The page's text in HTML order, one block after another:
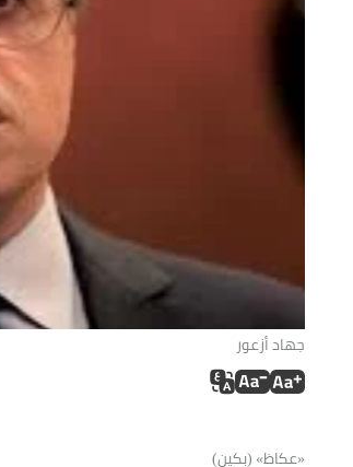
جهاد أزعور
«عكاظ» (بكين)